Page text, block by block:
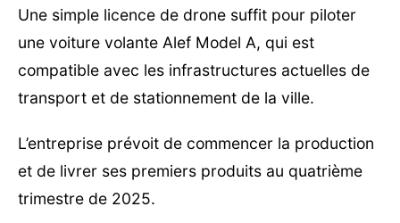
Une simple licence de drone suffit pour piloter
une voiture volante Alef Model A, qui est
compatible avec les infrastructures actuelles de
transport et de stationnement de la ville.
L’entreprise prévoit de commencer la production
et de livrer ses premiers produits au quatrième
trimestre de 2025.